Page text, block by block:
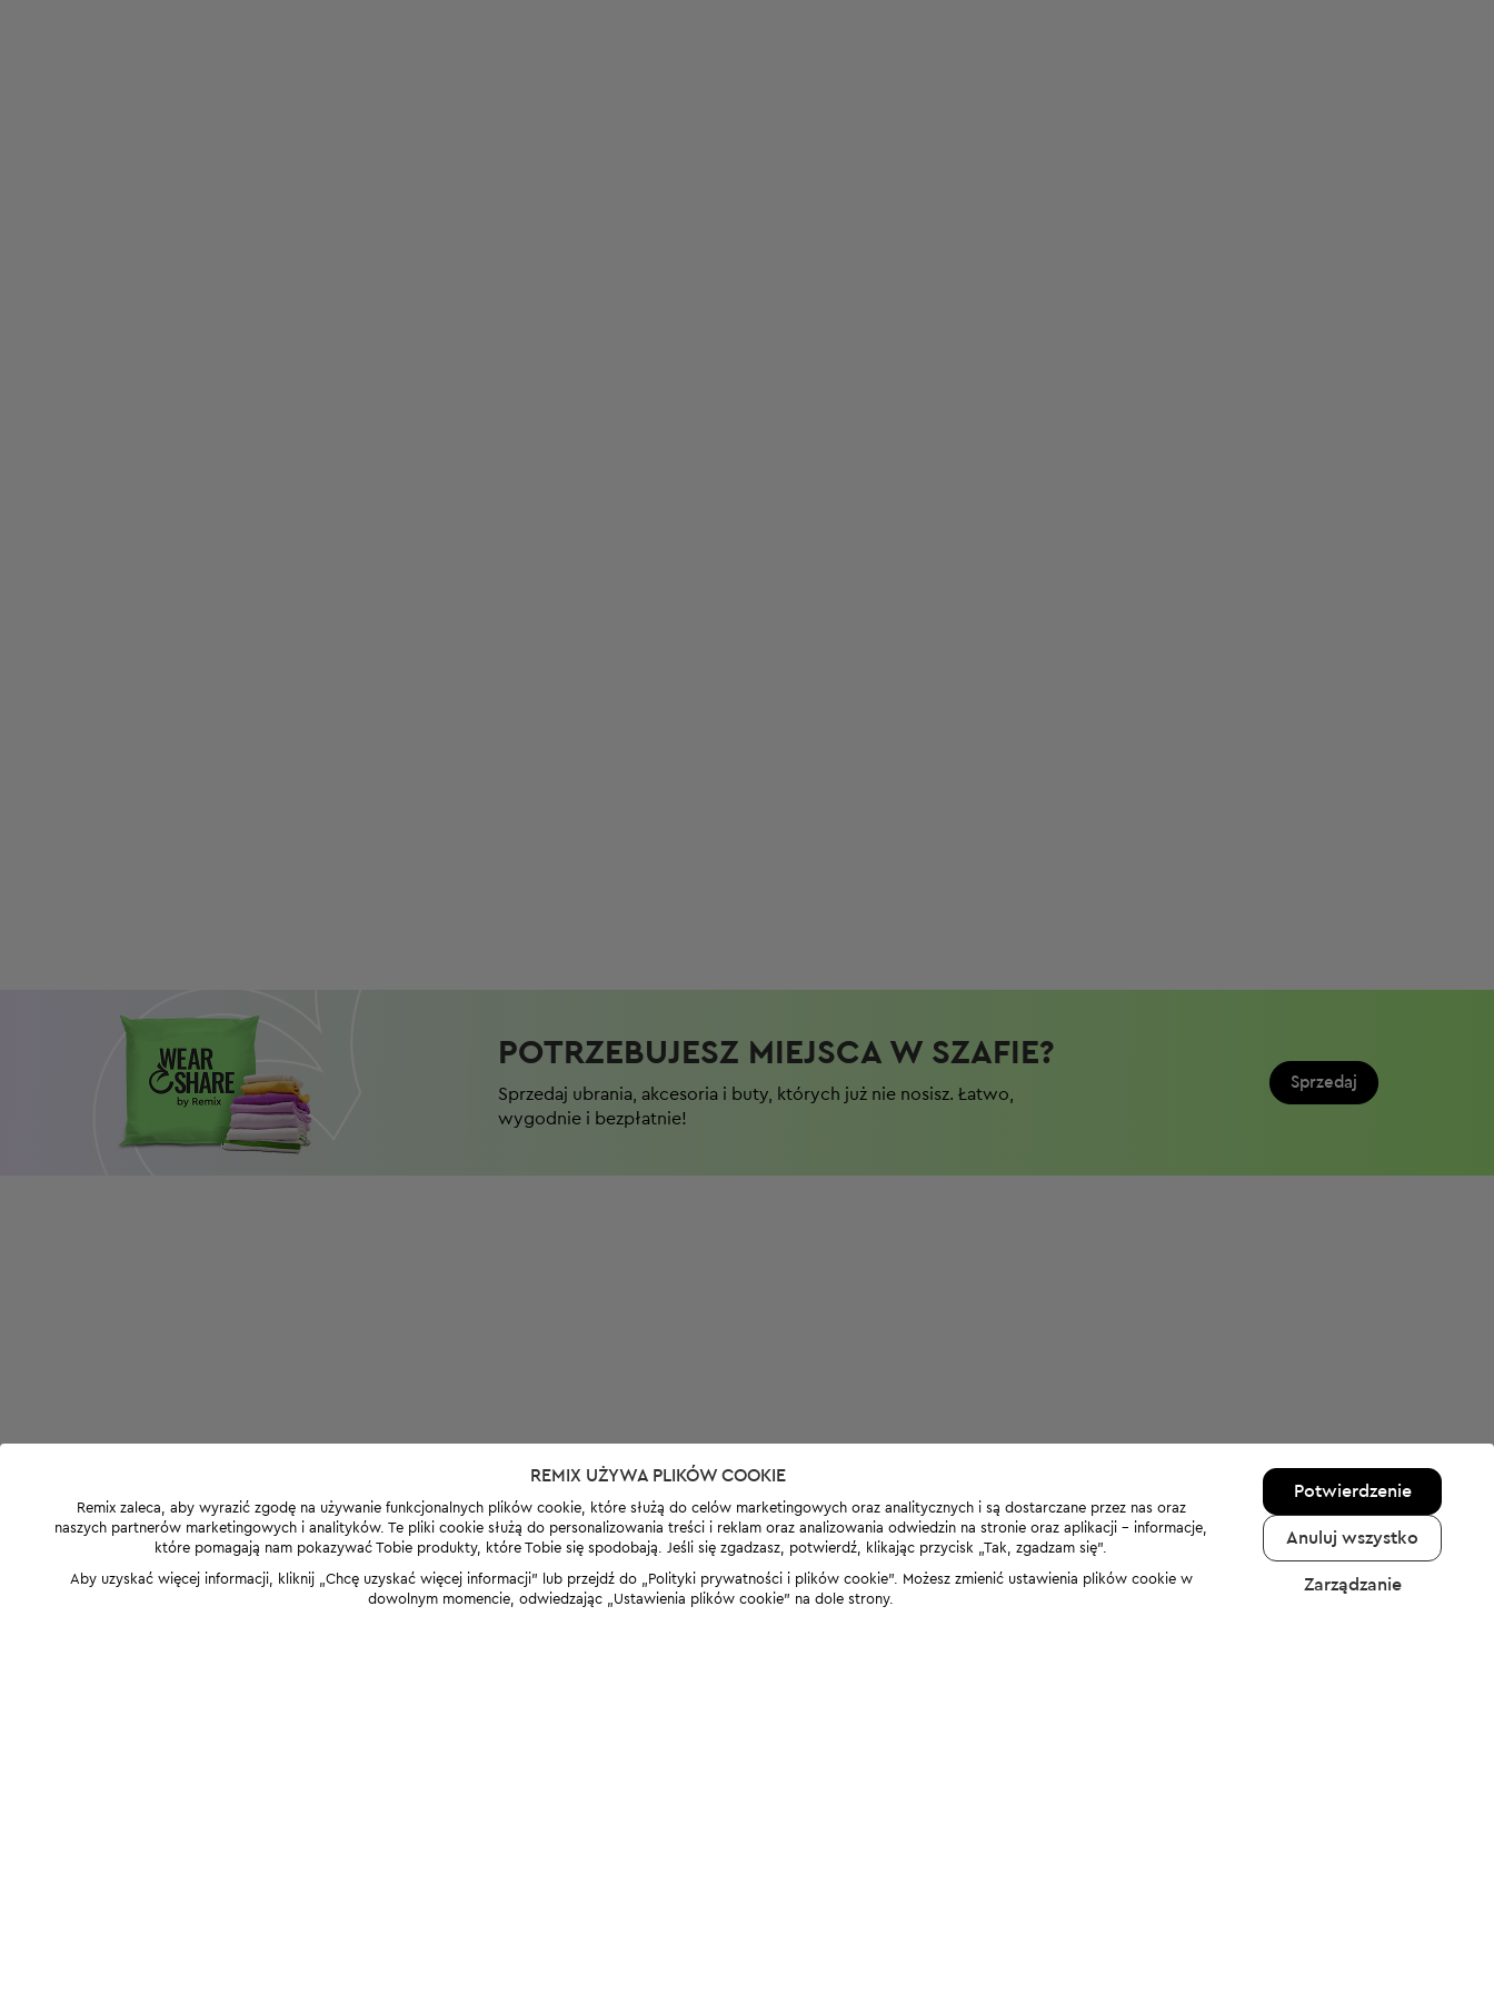
POTRZEBUJESZ MIEJSCA W SZAFIE?​
Sprzedaj ubrania, akcesoria i buty, których już nie nosisz. Łatwo,
wygodnie i bezpłatnie!
Sprzedaj
REMIX UŻYWA PLIKÓW COOKIE
Remix zaleca, aby wyrazić zgodę na używanie funkcjonalnych plików cookie, które służą do celów marketingowych oraz analitycznych i są dostarczane przez nas oraz
naszych partnerów marketingowych i analityków. Te pliki cookie służą do personalizowania treści i reklam oraz analizowania odwiedzin na stronie oraz aplikacji - informacje,
które pomagają nam pokazywać Tobie produkty, które Tobie się spodobają. Jeśli się zgadzasz, potwierdź, klikając przycisk „Tak, zgadzam się”.
Aby uzyskać więcej informacji, kliknij „Chcę uzyskać więcej informacji” lub przejdź do „Polityki prywatności i plików cookie”. Możesz zmienić ustawienia plików cookie w
dowolnym momencie, odwiedzając „Ustawienia plików cookie” na dole strony.
Potwierdzenie
Anuluj wszystko
Zarządzanie